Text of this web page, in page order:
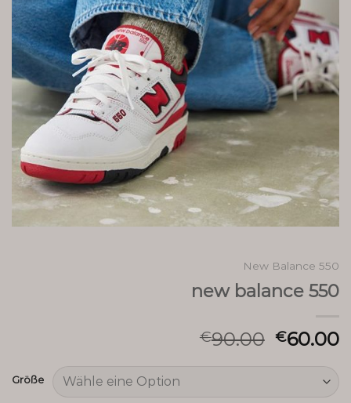
New Balance 550
new balance 550
€90.00 €60.00
Größe